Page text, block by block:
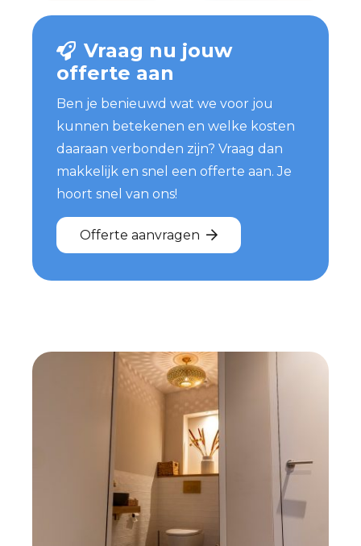
Vraag nu jouw
offerte aan
Ben je benieuwd wat we voor jou
kunnen betekenen en welke kosten
daaraan verbonden zijn? Vraag dan
makkelijk en snel een offerte aan. Je
hoort snel van ons!
Offerte aanvragen